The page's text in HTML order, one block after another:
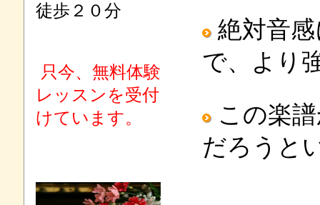
絶対音
で、より
この楽
だろうと
徒歩２０分
只今、無料体験
レッスンを受付
けています。